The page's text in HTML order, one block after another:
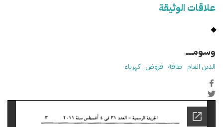
علاقات الوثيقة
وسومـــــ
الدين العام طاقة قروض كهرباء